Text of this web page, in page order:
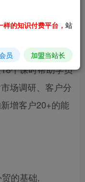
）、客户开发
策略（价格博弈/
个课时帮助学员
场调研、客户分
增客户20+的能
的基础,
的知识付费平台， 站
员 加盟当站长